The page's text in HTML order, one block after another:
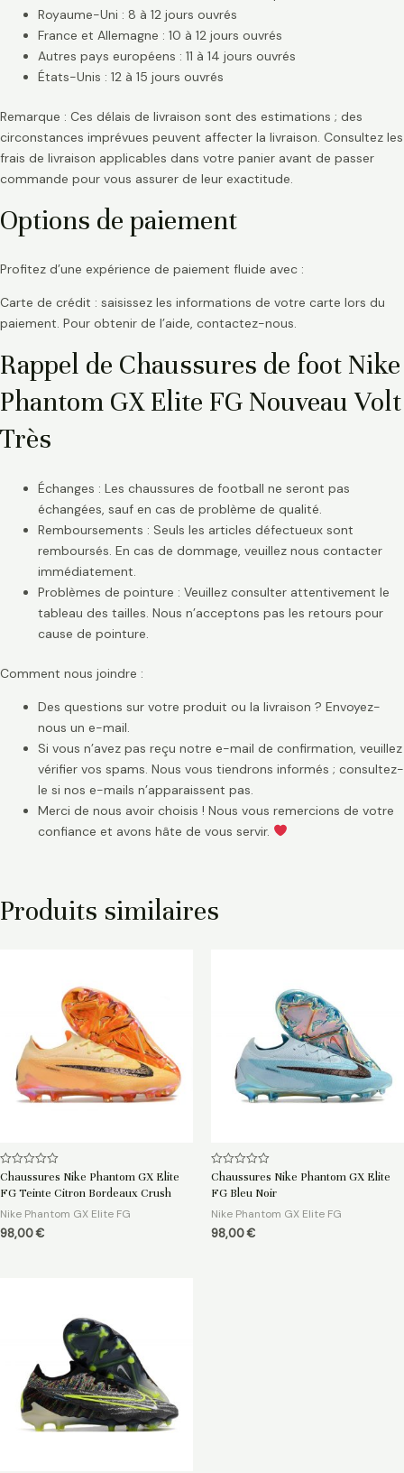
Royaume-Uni : 8 à 12 jours ouvrés
France et Allemagne : 10 à 12 jours ouvrés
Autres pays européens : 11 à 14 jours ouvrés
États-Unis : 12 à 15 jours ouvrés
Remarque : Ces délais de livraison sont des estimations ; des
circonstances imprévues peuvent affecter la livraison. Consultez les
frais de livraison applicables dans votre panier avant de passer
commande pour vous assurer de leur exactitude.
Options de paiement
Profitez d’une expérience de paiement fluide avec :
Carte de crédit : saisissez les informations de votre carte lors du
paiement. Pour obtenir de l’aide, contactez-nous.
Rappel de Chaussures de foot Nike
Phantom GX Elite FG Nouveau Volt
Très
Échanges : Les chaussures de football ne seront pas
échangées, sauf en cas de problème de qualité.
Remboursements : Seuls les articles défectueux sont
remboursés. En cas de dommage, veuillez nous contacter
immédiatement.
Problèmes de pointure : Veuillez consulter attentivement le
tableau des tailles. Nous n’acceptons pas les retours pour
cause de pointure.
Comment nous joindre :
Des questions sur votre produit ou la livraison ? Envoyez-
nous un e-mail.
Si vous n’avez pas reçu notre e-mail de confirmation, veuillez
vérifier vos spams. Nous vous tiendrons informés ; consultez-
le si nos e-mails n’apparaissent pas.
Merci de nous avoir choisis ! Nous vous remercions de votre
confiance et avons hâte de vous servir.
Produits similaires
Note
sur
Chaussures Nike Phantom GX Elite
FG Teinte Citron Bordeaux Crush
Nike Phantom GX Elite FG
98,00€
Note
sur
Chaussures Nike Phantom GX Elite
FG Bleu Noir
Nike Phantom GX Elite FG
98,00€